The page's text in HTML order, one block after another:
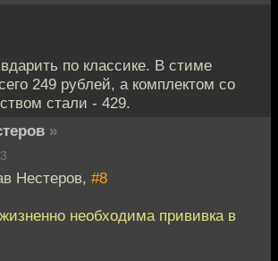
по классике. В стиме
249 рублей, а комплектом со
стали - 429.
»
Нестеров, #8
необходима прививка в